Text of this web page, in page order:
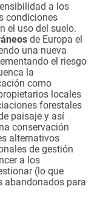
a los
condiciones
el uso del suelo.
de Europa el
una nueva
el riesgo
la
como
locales
forestales
paisaje y así
conservación
alternativos
de gestión
a los
(lo que
abandonados para